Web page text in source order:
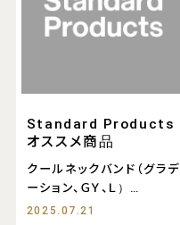
Standard Products
オススメ商品
クールネックバンド（グラデ
ーション、ＧＹ、Ｌ）
クールネ
2025.07.21